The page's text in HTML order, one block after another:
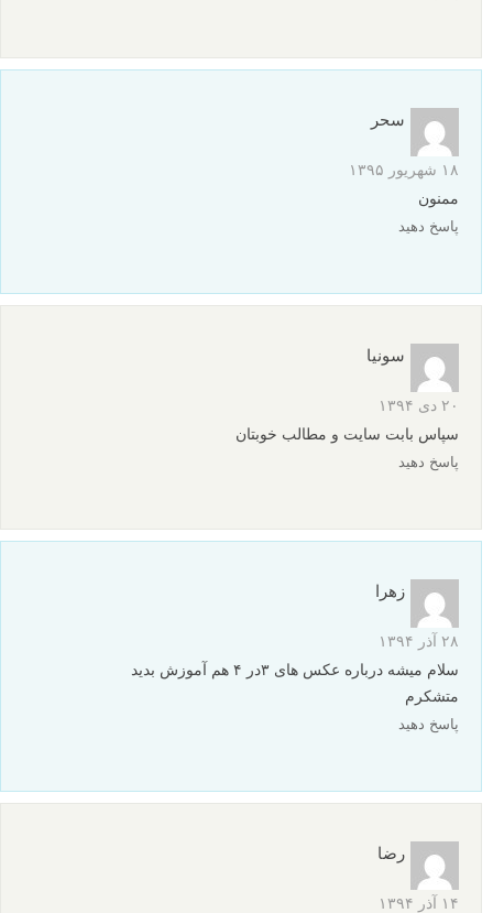
سحر
۱۸ شهریور ۱۳۹۵
ممنون
پاسخ دهید
سونیا
۲۰ دی ۱۳۹۴
سپاس بابت سایت و مطالب خوبتان
پاسخ دهید
زهرا
۲۸ آذر ۱۳۹۴
سلام میشه درباره عکس های ۳در ۴ هم آموزش بدید
متشکرم
پاسخ دهید
رضا
۱۴ آذر ۱۳۹۴